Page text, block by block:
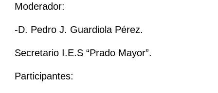
Moderador:
-D. Pedro J. Guardiola Pérez.
Secretario I.E.S “Prado Mayor”.
Participantes: